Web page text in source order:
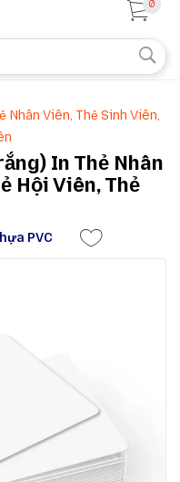
0
Nhân Viên, Thẻ Sinh Viên,
In Thẻ Nhân
Hội Viên, Thẻ
PVC